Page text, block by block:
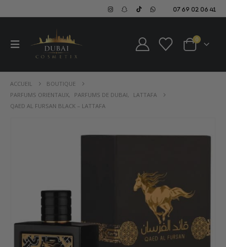
07 69 02 06 41
0
ACCUEIL
BOUTIQUE
PARFUMS ORIENTAUX, PARFUMS DE DUBAI,
LATTAFA
QAED AL FURSAN BLACK – LATTAFA